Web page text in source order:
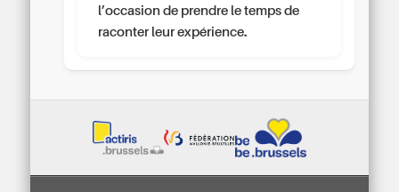
l’occasion de prendre le temps de
raconter leur expérience.